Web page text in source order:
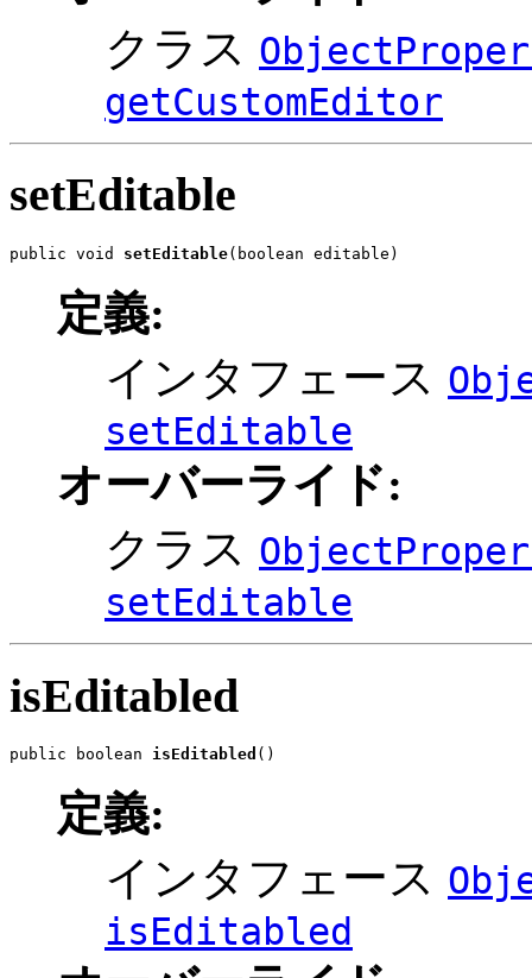
クラス
getCustomEditor
setEditable
public void setEditable(boolean editable)
定義:
インタフェース
setEditable
オーバーライド:
クラス
setEditable
isEditabled
public boolean isEditabled ()
定義:
インタフェース
isEditabled